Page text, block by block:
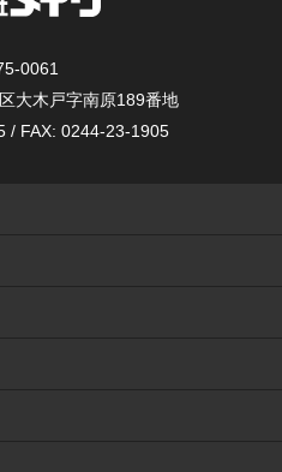
0061
大木戸字南原189番地
/ FAX: 0244-23-1905